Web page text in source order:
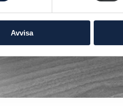
Avvisa